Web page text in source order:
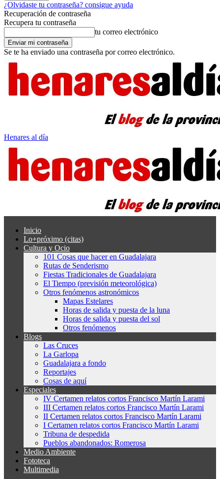
¿Olvidaste tu contraseña? consigue ayuda
Recuperación de contraseña
Recupera tu contraseña
tu correo electrónico
Se te ha enviado una contraseña por correo electrónico.
Henares al día
Inicio
Lo+próximo (citas)
Cultura y Ocio
101 Cosas que hacer en Guadalajara
Rutas de Senderismo
Fiestas Tradicionales de Guadalajara
El Tiempo (previsión meteorológica)
Otros fenómenos astronómicos
Mapas Estelares
Horas de salida y puesta de la luna
Horas de salida y puesta del sol
Otros fenómenos
Blogs
Las Cruces
La Garlopa
Guadalajara a fondo
Reportajes
Cosas de aquí
Especiales
IV Certamen relatos cortos Francisco Martín Larami
III Certamen relatos cortos Francisco Martín Larami
II Certamen relatos cortos Francisco Martín Larami
I Certamen relatos cortos Francisco Martín Larami
Tribuna de despedida
Pueblos abandonados: Romerosa
Medio Ambiente
Fototeca
Multimedia